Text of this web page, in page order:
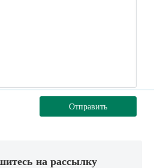
Отправить
на рассылку